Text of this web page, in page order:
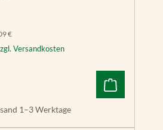
€
Versandkosten
1–3 Werktage